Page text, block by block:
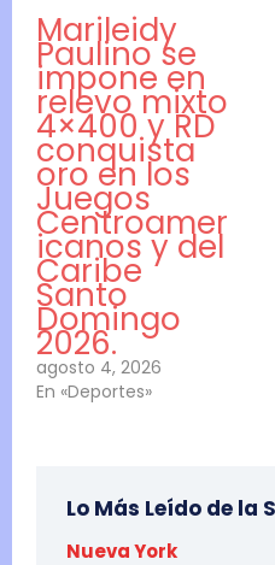
Marileidy
Paulino se
impone en
relevo mixto
4×400 y RD
conquista
oro en los
Juegos
Centroamer
icanos y del
Caribe
Santo
Domingo
2026.
agosto 4, 2026
En «Deportes»
Lo Más Leído de la
Nueva York